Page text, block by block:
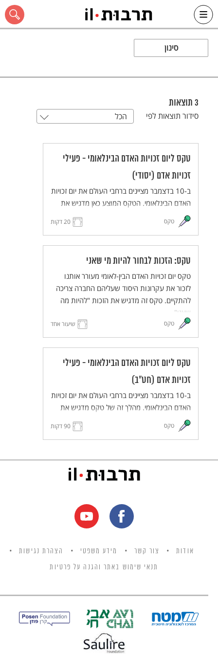
כל האתר
סינון
3 תוצאות
סידור תוצאות לפי
הכל
טקס ליום זכויות האדם הבינלאומי - פעילי
זכויות אדם (יסודי)
ב-10 בדצמבר מציינים ברחבי העולם את יום זכויות
האדם הבינלאומי. הטקס המוצע כאן מדגיש את
העשייה של פעילים למען זכויות אדם. הטקס
יתקיים בפורמט כיתתי בכיתות בית הספר השונות
הטקס מותאם ללמידה מרחוק, וניתן להתאימו גם
ללמידה בכיתה.
טקס 20 דקות
טקס: הזכות לבחור להיות מי שאני
טקס יום זכויות האדם הבין-לאומי מעורר אותנו
לזכור את עקרונות היסוד שעליהם החברה צריכה
להתקיים. טקס זה מדגיש את הזכות "להיות מה
שאני".
טקס שיעור אחד
טקס ליום זכויות האדם הבינלאומי - פעילי
זכויות אדם (חט"ב)
ב-10 בדצמבר מציינים ברחבי העולם את יום זכויות
האדם הבינלאומי. מהלך זה של טקס מדגיש את
עשייתם של פעילים למען זכויות האדם.
טקס 90 דקות
אודות צור קשר מידע משפטי הצהרת נגישות
תנאי שימוש באתר והגנה על פרטיות